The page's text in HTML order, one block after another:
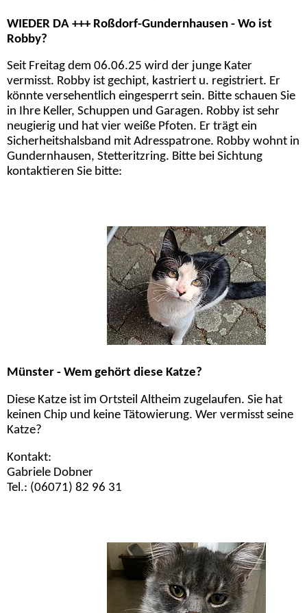
WIEDER DA +++ Roßdorf-Gundernhausen - Wo ist
Robby?
Seit Freitag dem 06.06.25 wird der junge Kater
vermisst. Robby ist gechipt, kastriert u. registriert. Er
könnte versehentlich eingesperrt sein. Bitte schauen Sie
in Ihre Keller, Schuppen und Garagen. Robby ist sehr
neugierig und hat vier weiße Pfoten. Er trägt ein
Sicherheitshalsband mit Adresspatrone. Robby wohnt in
Gundernhausen, Stetteritzring. Bitte bei Sichtung
kontaktieren Sie bitte:
Münster - Wem gehört diese Katze?
Diese Katze ist im Ortsteil Altheim zugelaufen. Sie hat
keinen Chip und keine Tätowierung. Wer vermisst seine
Katze?
Kontakt:
Gabriele Dobner
Tel.: (06071) 82 96 31